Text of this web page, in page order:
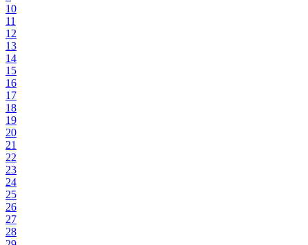
10
11
12
13
14
15
16
17
18
19
20
21
22
23
24
25
26
27
28